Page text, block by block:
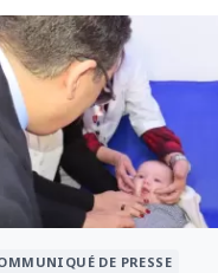
DE PRESSE